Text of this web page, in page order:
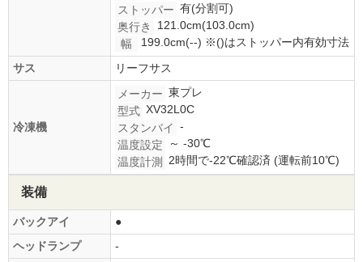
ストッパー 有(分割可)
奥行き
121.0cm(103.0cm)
幅
199.0cm(--) ※()はストッパー内有効寸法
サス
リーフサス
冷凍機
メーカー 東プレ
型式 XV32L0C
スタンバイ -
温度設定
～ -30℃
温度計測
2時間で-22℃確認済 (運転前10℃)
装備
バックアイ
●
ヘッドランプ
-